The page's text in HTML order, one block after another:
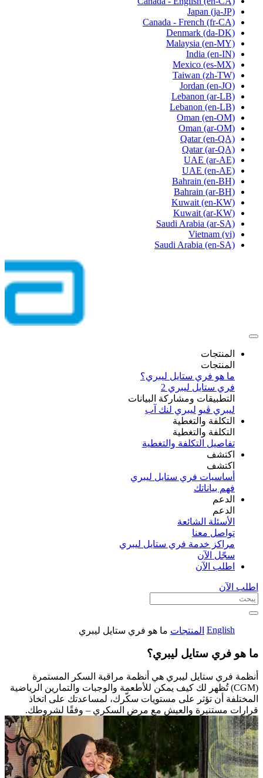
Japan (ja-JP)
Canada - French (fr-CA)
Denmark (da-DK)
Malaysia (en-MY)
India (en-IN)
Mexico (es-MX)
Taiwan (zh-TW)
Jordan (en-JO)
Lebanon (ar-LB)
Lebanon (en-LB)
Oman (en-OM)
Oman (ar-OM)
Qatar (en-QA)
Qatar (ar-QA)
UAE (ar-AE)
UAE (en-AE)
Bahrain (en-BH)
Bahrain (ar-BH)
Kuwait (en-KW)
Kuwait (ar-KW)
Saudi Arabia (ar-SA)
Vietnam (vi)
Saudi Arabia (en-SA)
المنتجات
المنتجات
ما هو فري ستايل ليبري؟
فري ستايل ليبري 2
التطبيقات ومشاركة البيانات
ليبري ڤيو ليبري لنك آب
التكلفة والتغطية
التكلفة والتغطية
تفاصيل التكلفة والتغطية
اكتشف​
اكتشف​
أساسيات فري ستايل ليبري
فهم بياناتك
الدعم
الدعم
الأسئلة الشائعة
تواصل معنا
مراكز خدمة فري ستايل ليبري
سجّل الآن​
اطلب الآن
اطلب الآن
English المنتجات ما هو فري ستايل ليبري
ما هو فري ستايل ليبري؟
أنظمة فري ستايل ليبري هي أنظمة مراقبة السكر المستمرة
(CGM) تُظهر لك كيف يمكن للأطعمة والوجبات والتمارين الرياضية
المختلفة أن تؤثر على مستويات سكّرك، لمساعدتك على اتخاذ
قرارات مستنيرة والعيش مع مرض السكري – وفقًا لشروطك.​